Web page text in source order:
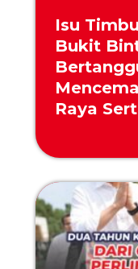
Isu
Bukit
Raya